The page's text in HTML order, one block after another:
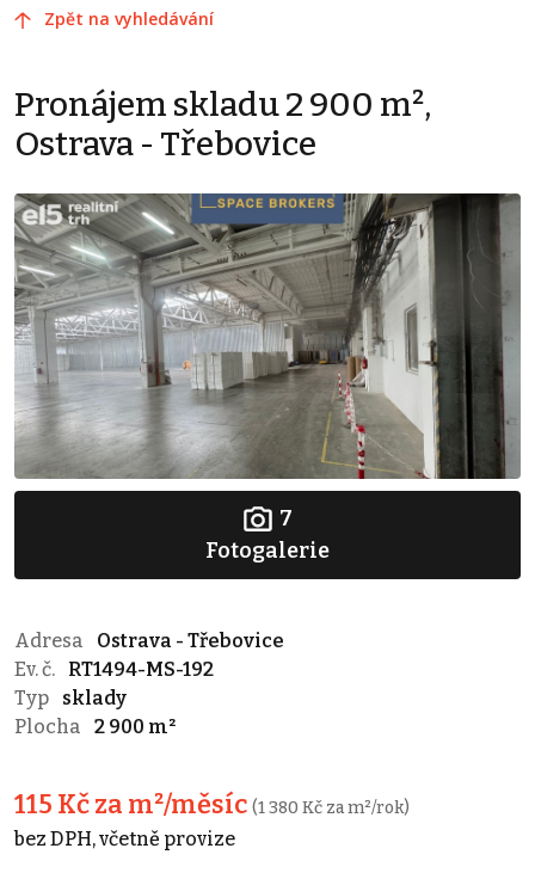
Zpět na vyhledávání
Pronájem skladu 2 900 m²,
Ostrava - Třebovice
7
Fotogalerie
Adresa
Ostrava - Třebovice
Ev. č.
RT1494-MS-192
Typ
sklady
Plocha
2 900 m²
115 Kč za m²/měsíc (1 380 Kč za m²/rok)
bez DPH, včetně provize